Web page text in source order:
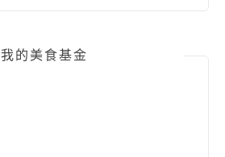
我的美食基金